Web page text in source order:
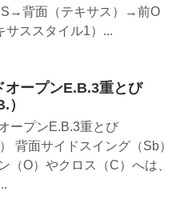
背面（テキサス）→前O
サススタイル1）...
オープンE.B.3重とび
）
ープンE.B.3重とび
背面サイドスイング（Sb）
（O）やクロス（C）へは、